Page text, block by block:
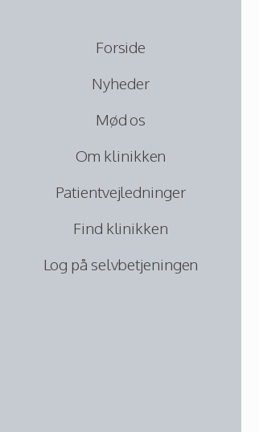
Forside
Nyheder
Mød os
Om klinikken
Patientvejledninger
Find klinikken
Log på selvbetjeningen